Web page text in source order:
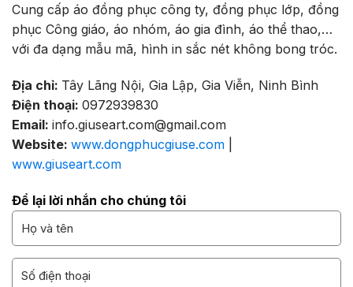
Cung cấp áo đồng phục công ty, đồng phục lớp, đồng
phục Công giáo, áo nhóm, áo gia đình, áo thể thao,…
với đa dạng mẫu mã, hình in sắc nét không bong tróc.
Địa chỉ: Tây Lãng Nội, Gia Lập, Gia Viễn, Ninh Bình
Điện thoại: 0972939830
Email: info.giuseart.com@gmail.com
Website: www.dongphucgiuse.com
www.giuseart.com
Để lại lời nhắn cho chúng tôi